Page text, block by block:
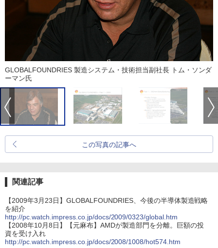
GLOBALFOUNDRIES 製造システム・技術担当副社長 トム・ソンダ
ーマン氏
この写真の記事へ
関連記事
【2009年3月23日】GLOBALFOUNDRIES、今後の半導体製造戦略
を紹介
http://pc.watch.impress.co.jp/docs/2009/0323/global.htm
【2008年10月8日】【元麻布】AMDが製造部門を分離。巨額の投
資を受け入れ
http://pc.watch.impress.co.jp/docs/2008/1008/hot574.htm